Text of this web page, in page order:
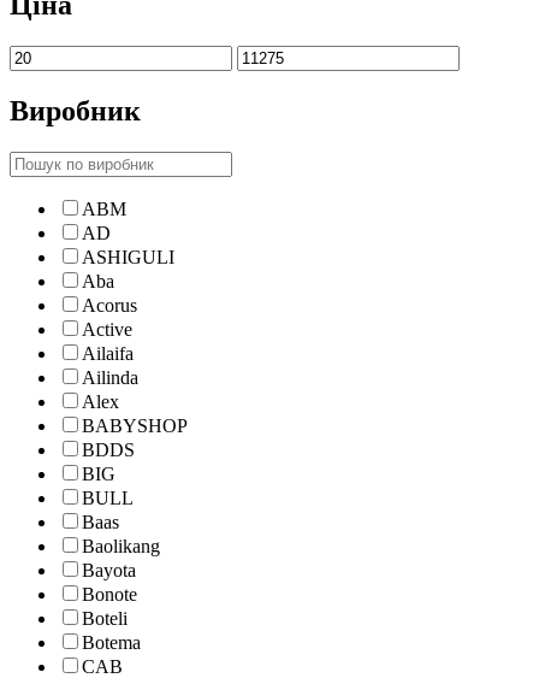
Виробник
ABM
AD
ASHIGULI
Aba
Acorus
Active
Ailaifa
Ailinda
Alex
BABYSHOP
BDDS
BIG
BULL
Baas
Baolikang
Bayota
Bonote
Boteli
Botema
CAB